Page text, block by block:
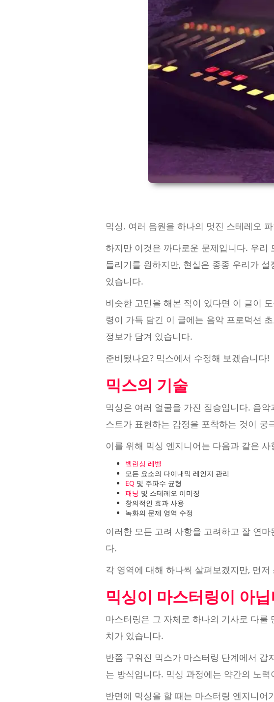
믹싱. 여러 음원을 하나의 멋진 스테레오
하지만 이것은 까다로운 문제입니다. 우리
들리기를 원하지만, 현실은 종종 우리가
있습니다.
비슷한 고민을 해본 적이 있다면 이 글이
령이 가득 담긴 이 글에는 음악 프로덕션
정보가 담겨 있습니다.
준비됐나요? 믹스에서 수정해 보겠습니다!
믹스의 기술
믹싱은 여러 얼굴을 가진 짐승입니다. 음
스트가 표현하는 감정을 포착하는 것이 궁
이를 위해 믹싱 엔지니어는 다음과 같은
밸런싱 레벨
모든 요소의 다이내믹 레인지 관리
EQ 및 주파수 균형
패닝 및 스테레오 이미징
창의적인 효과 사용
녹화의 문제 영역 수정
이러한 모든 고려 사항을 고려하고 잘 연
다.
각 영역에 대해 하나씩 살펴보겠지만, 먼
믹싱이 마스터링이 아
마스터링은 그 자체로 하나의 기사로 다룰
치가 있습니다.
반쯤 구워진 믹스가 마스터링 단계에서
는 방식입니다. 믹싱 과정에는 약간의 노력
반면에 믹싱을 할 때는 마스터링 엔지니